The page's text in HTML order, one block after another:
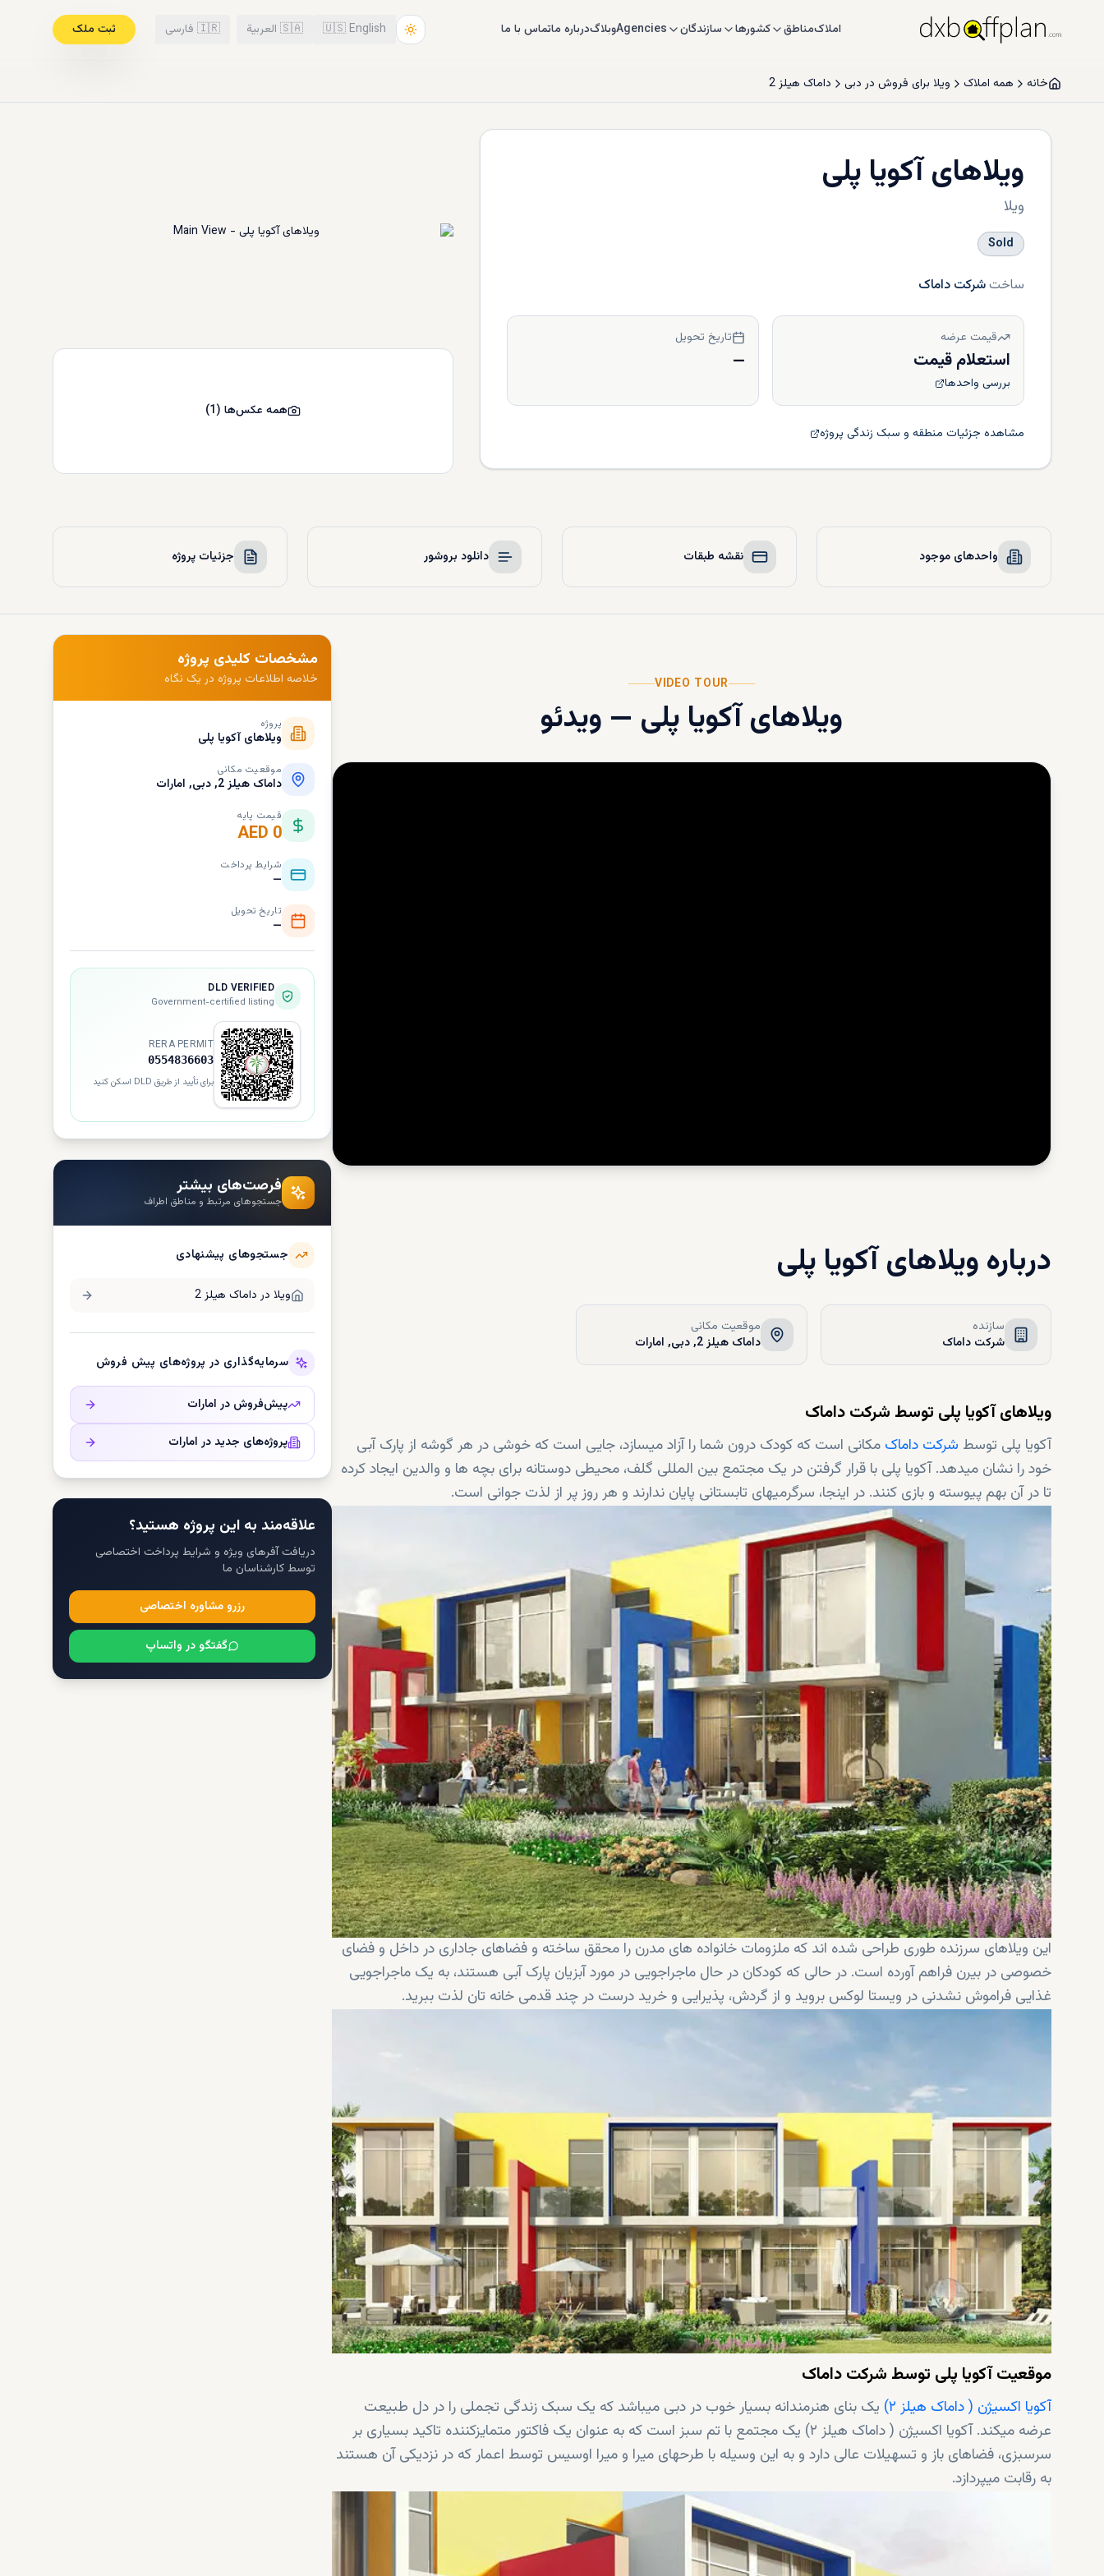
املاکمناطق کشورها سازندگان Agenciesوبلاگدرباره ماتماس با ما 🇺🇸 English
🇸🇦 العربية 🇮🇷 فارسی ثبت ملک
خانه همه املاک ویلا برای فروش در دبی داماک هیلز 2
ویلاهای آکویا پلی
ویلا
Sold
ساختشرکت داماک
قیمت عرضه
استعلام قیمت
بررسی واحدها
تاریخ تحویل
—
مشاهده جزئیات منطقه و سبک زندگی پروژه
همه عکس‌ها(
1
)
واحدهای موجود نقشه طبقات دانلود بروشور جزئیات پروژه
VIDEO TOUR
ویلاهای آکویا پلی — ویدئو
دربارهویلاهای آکویا پلی
سازنده
شرکت داماک
موقعیت مکانی
داماک هیلز 2, دبی, امارات
ویلاهای آکویا پلی توسط شرکت داماک
آکویا پلی توسط شرکت داماک مکانی است که کودک درون شما را آزاد میسازد، جایی است که خوشی در هر گوشه از پارک آبی
خود را نشان میدهد. آکویا پلی با قرار گرفتن در یک مجتمع بین المللی گلف، محیطی دوستانه برای بچه ها و والدین ایجاد کرده
تا در آن بهم پیوسته و بازی کنند. در اینجا، سرگرمیهای تابستانی پایان ندارند و هر روز پر از لذت جوانی است.
این ویلاهای سرزنده طوری طراحی شده اند که ملزومات خانواده های مدرن را محقق ساخته و فضاهای جاداری در داخل و فضای
خصوصی در بیرن فراهم آورده است. در حالی که کودکان در حال ماجراجویی در مورد آبزیان پارک آبی هستند، به یک ماجراجویی
غذایی فراموش نشدنی در ویستا لوکس بروید و از گردش، پذیرایی و خرید درست در چند قدمی خانه تان لذت ببرید.
موقعیت آکویا پلی توسط شرکت داماک
آکویا اکسیژن ( داماک هیلز ۲)
یک بنای هنرمندانه بسیار خوب در دبی میباشد که یک سبک زندگی تجملی را در دل طبیعت
عرضه میکند. آکویا اکسیژن ( داماک هیلز ۲) یک مجتمع با تم سبز است که به عنوان یک فاکتور متمایزکننده تاکید بسیاری بر
سرسبزی، فضاهای باز و تسهیلات عالی دارد و به این وسیله با طرحهای میرا و میرا اوسیس توسط اعمار که در نزدیکی آن هستند
به رقابت میپردازد.
مشخصات کلیدی پروژه
خلاصه اطلاعات پروژه در یک نگاه
پروژه
ویلاهای آکویا پلی
موقعیت مکانی
داماک هیلز 2, دبی, امارات
قیمت پایه
AED 0
شرایط پرداخت
—
تاریخ تحویل
—
DLD VERIFIED
Government-certified listing
RERA PERMIT
0554836603
برای تأیید از طریق DLD اسکن کنید
فرصت‌های بیشتر
جستجوهای مرتبط و مناطق اطراف
جستجوهای پیشنهادی
ویلا در داماک هیلز 2
سرمایه‌گذاری در پروژه‌های پیش فروش
پیش‌فروش در امارات
پروژه‌های جدید در امارات
علاقه‌مند به این پروژه هستید؟
دریافت آفرهای ویژه و شرایط پرداخت اختصاصی
توسط کارشناسان ما
رزرو مشاوره اختصاصی
گفتگو در واتساپ